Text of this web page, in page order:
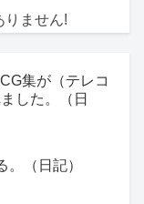
りません!
集が（テレコ
した。（日
。（日記）